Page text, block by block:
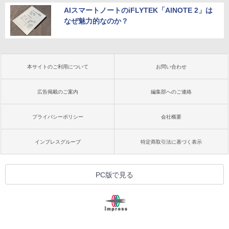
AIスマートノートのiFLYTEK「AINOTE 2」は
なぜ魅力的なのか？
本サイトのご利用について お問い合わせ
広告掲載のご案内 編集部へのご連絡
プライバシーポリシー 会社概要
インプレスグループ 特定商取引法に基づく表示
PC版で見る